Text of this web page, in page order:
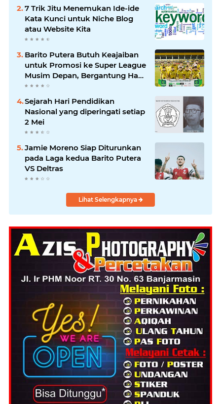
7 Trik Jitu Menemukan Ide-ide
Kata Kunci untuk Niche Blog
atau Website Kita
Barito Putera Butuh Keajaiban
untuk Promosi ke Super League
Musim Depan, Bergantung Hasil
PSS Sleman
Sejarah Hari Pendidikan
Nasional yang diperingati setiap
2 Mei
Jamie Moreno Siap Diturunkan
pada Laga kedua Barito Putera
VS Deltras
Lihat Selengkapnya